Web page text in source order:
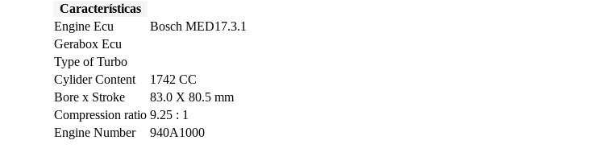
Características
Engine Ecu
Bosch MED17.3.1
Gerabox Ecu
Type of Turbo
Cylider Content
1742 CC
Bore x Stroke
83.0 X 80.5 mm
Compression ratio 9.25 : 1
Engine Number
940A1000